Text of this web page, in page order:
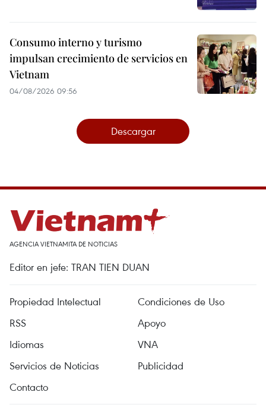
Consumo interno y turismo
impulsan crecimiento de servicios en
Vietnam
04/08/2026 09:56
Descargar
AGENCIA VIETNAMITA DE NOTICIAS
Editor en jefe: TRAN TIEN DUAN
Propiedad Intelectual
Condiciones de Uso
RSS
Apoyo
Idiomas
VNA
Servicios de Noticias
Publicidad
Contacto